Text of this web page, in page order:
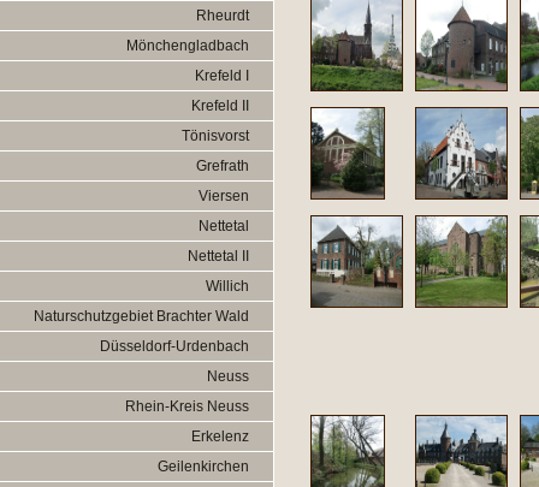
Rheurdt
Mönchengladbach
Krefeld I
Krefeld II
Tönisvorst
Grefrath
Viersen
Nettetal
Nettetal II
Willich
Naturschutzgebiet Brachter Wald
Düsseldorf-Urdenbach
Neuss
Rhein-Kreis Neuss
Erkelenz
Geilenkirchen